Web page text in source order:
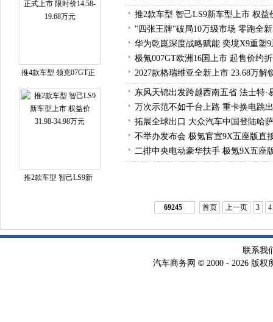
推4款车型 领克07GT正
推2款车型 智己LS9新
推2款车型 智己LS9新车型上市 权益
"四张王牌"破局10万级市场 零跑全
华为乾崑深度战略赋能 奕境X9重塑
极氪007GT欧洲16国上市 起售价约
2027款格瑞维亚全新上市 23.68万解
东风天锦出发跨越西南五省 法士特·
万次示范不如千台上路 重卡换电跳
拓展全球出口 大众汽车中国登陆哈
不举办发布会 极氪官宣9X五座版直
二排中央电动豪华扶手 极氪9X五座
69245 首页 上一页 3 4
联系我
汽车商务网 © 2000 - 2026 版权